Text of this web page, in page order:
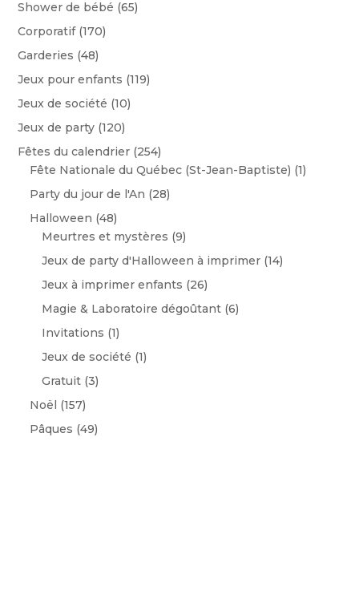
Shower de bébé (65)
Corporatif (170)
Garderies (48)
Jeux pour enfants (119)
Jeux de société (10)
Jeux de party (120)
Fêtes du calendrier (254)
Fête Nationale du Québec (St-Jean-Baptiste) (1)
Party du jour de l'An (28)
Halloween (48)
Meurtres et mystères (9)
Jeux de party d'Halloween à imprimer (14)
Jeux à imprimer enfants (26)
Magie & Laboratoire dégoûtant (6)
Invitations (1)
Jeux de société (1)
Gratuit (3)
Noël (157)
Pâques (49)